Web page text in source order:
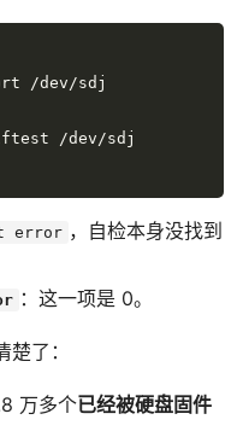
error ，自检本身没找到
：这一项是 0。
了：
万多个已经被硬盘固件